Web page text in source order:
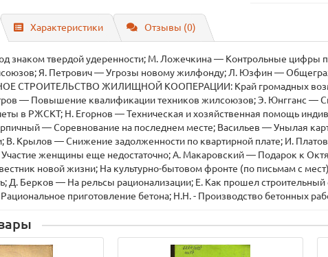
Характеристики Отзывы (0)
знаком твердой удеренности; М. Ложечкина — Контрольные цифры
Я. Петрович — Угрозы новому жилфонду; Л. Юзфин —
СТРОИТЕЛЬСТВО ЖИЛИЩНОЙ КООПЕРАЦИИ: Край громадных
— Повышение квалификации техников жилсоюзов; Э. Юнгганс —
в РЖСКТ; Н. Егорнов — Техническая и хозяйственная
— Соревнование на последнем месте; Васильев — Унылая
В. Крылов — Снижение задолженности по квартирной плате; И.
женщины еще недостаточно; А. Макаровский — Подарок к
новой жизни; На культурно-бытовом фронте (по письмам с
Д. Берков — На рельсы рационализации; Е. Как прошел
приготовление бетона; Н.Н. - Производство бетонных